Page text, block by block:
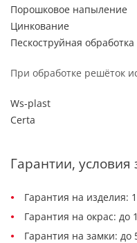
Порошковое напыление
Цинкование
Пескоструйная обработка
При обработке решёток
Ws-plast
Certa
Гарантии, условия
Гарантия на изделия:
Гарантия на окрас: до
Гарантия на замки: до